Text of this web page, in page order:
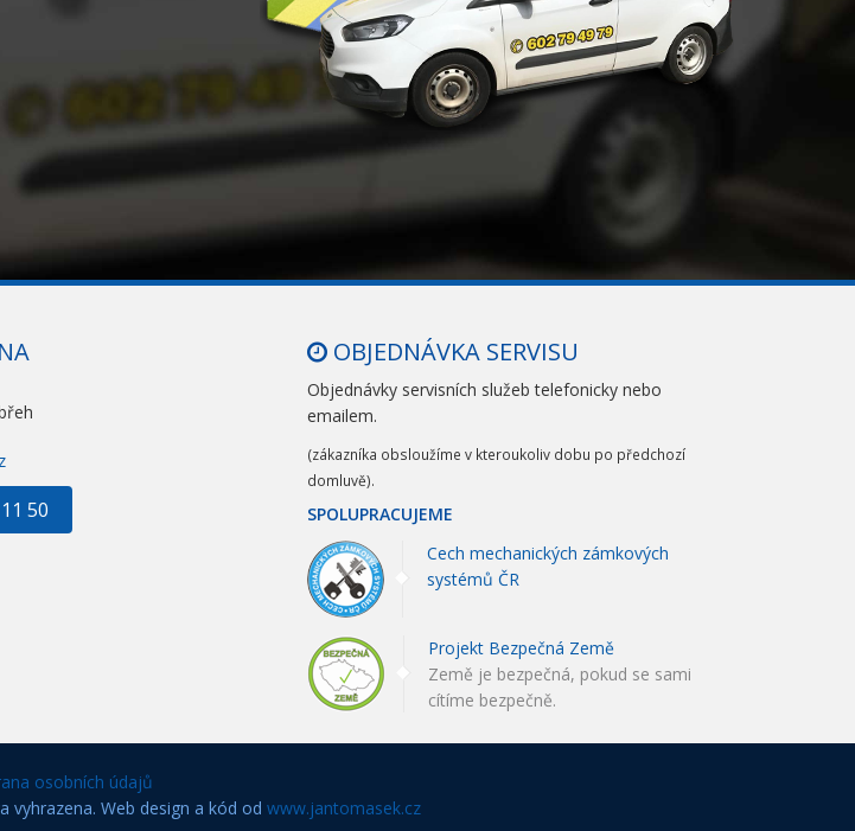
50
OBJEDNÁVKA SERVISU
Objednávky servisních služeb telefonicky nebo
emailem.
(zákazníka obsloužíme v kteroukoliv dobu po předchozí
domluvě).
SPOLUPRACUJEME
Cech mechanických zámkových
systémů ČR
Projekt Bezpečná Země
Země je bezpečná, pokud se sami
cítíme bezpečně.
osobních údajů
vyhrazena. Web design a kód od www.jantomasek.cz